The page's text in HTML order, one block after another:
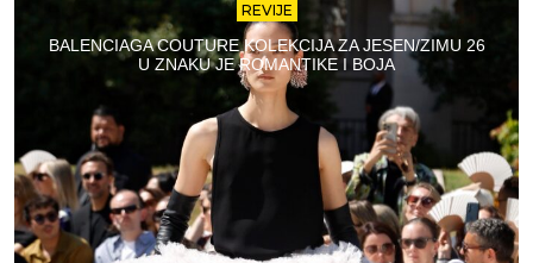
REVIJE
BALENCIAGA COUTURE KOLEKCIJA ZA JESEN/ZIMU 26
U ZNAKU JE ROMANTIKE I BOJA